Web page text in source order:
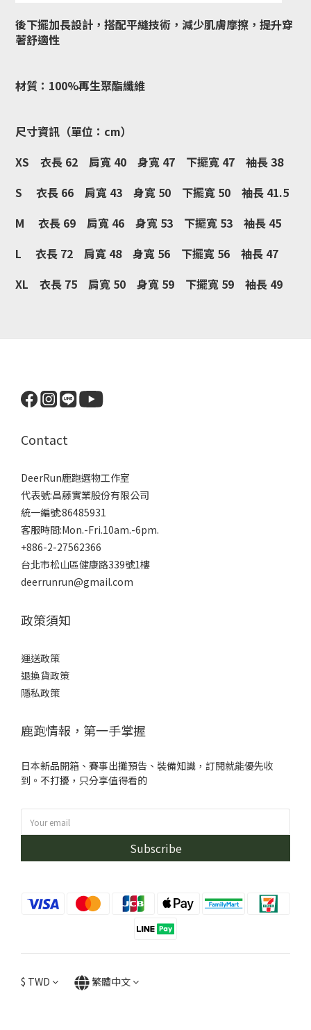
後下擺加長設計，搭配平縫技術，減少肌膚摩擦，提升穿
著舒適性
材質：100%再生聚酯纖維
尺寸資訊（單位：cm）
XS 衣長 62 肩寬 40 身寬 47 下擺寬 47 袖長 38
S 衣長 66 肩寬 43 身寬 50 下擺寬 50 袖長 41.5
M 衣長 69 肩寬 46 身寬 53 下擺寬 53 袖長 45
L 衣長 72 肩寬 48 身寬 56 下擺寬 56 袖長 47
XL 衣長 75 肩寬 50 身寬 59 下擺寬 59 袖長 49
Contact
DeerRun鹿跑選物工作室
代表號:昌藤實業股份有限公司
統一編號:86485931
客服時間:Mon.-Fri.10am.-6pm.
+886-2-27562366
台北市松山區健康路339號1樓
deerrunrun@gmail.com
政策須知
運送政策
退換貨政策
隱私政策
鹿跑情報，第一手掌握
日本新品開箱、賽事出攤預告、裝備知識，訂閱就能優先收
到。不打擾，只分享值得看的
Subscribe
$ TWD 繁體中文